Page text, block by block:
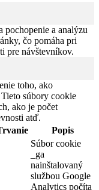
pochopenie a analýzu
čo pomáha pri
pre návštevníkov.
toho, ako
súbory cookie
ako je počet
atď.
Popis
Súbor cookie
_ga
nainštalovaný
službou Google
Analytics počíta